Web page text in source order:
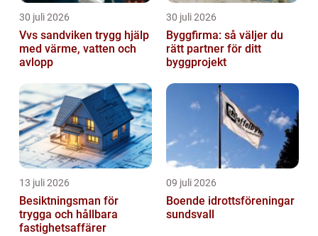
30 juli 2026
Vvs sandviken trygg hjälp
med värme, vatten och
avlopp
30 juli 2026
Byggfirma: så väljer du
rätt partner för ditt
byggprojekt
13 juli 2026
Besiktningsman för
trygga och hållbara
fastighetsaffärer
09 juli 2026
Boende idrottsföreningar
sundsvall